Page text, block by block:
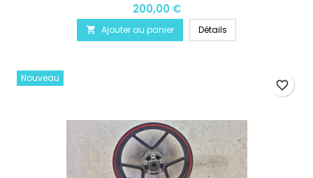
200,00 €
 Ajouter au panier Détails
Nouveau
favorite_border